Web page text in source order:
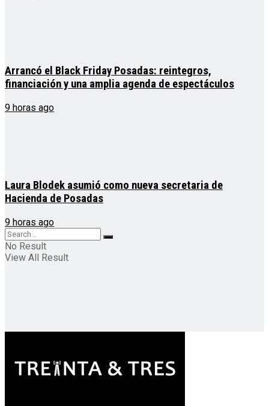
Arrancó el Black Friday Posadas: reintegros,
financiación y una amplia agenda de espectáculos
9 horas ago
Laura Blodek asumió como nueva secretaria de
Hacienda de Posadas
9 horas ago
No Result
View All Result